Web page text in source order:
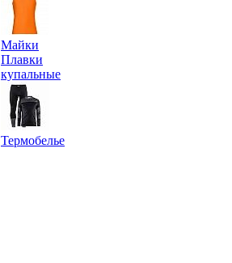
Майки
Плавки
купальные
Термобелье